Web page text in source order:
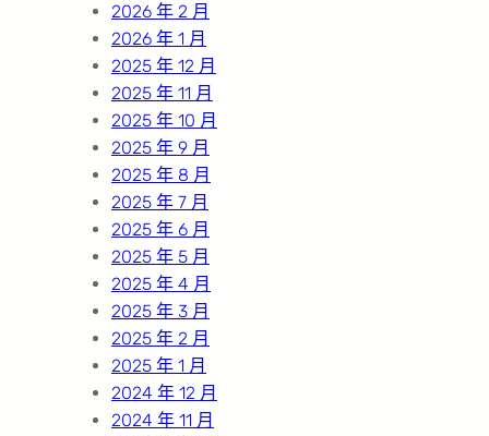
2026 年 2 月
2026 年 1 月
2025 年 12 月
2025 年 11 月
2025 年 10 月
2025 年 9 月
2025 年 8 月
2025 年 7 月
2025 年 6 月
2025 年 5 月
2025 年 4 月
2025 年 3 月
2025 年 2 月
2025 年 1 月
2024 年 12 月
2024 年 11 月